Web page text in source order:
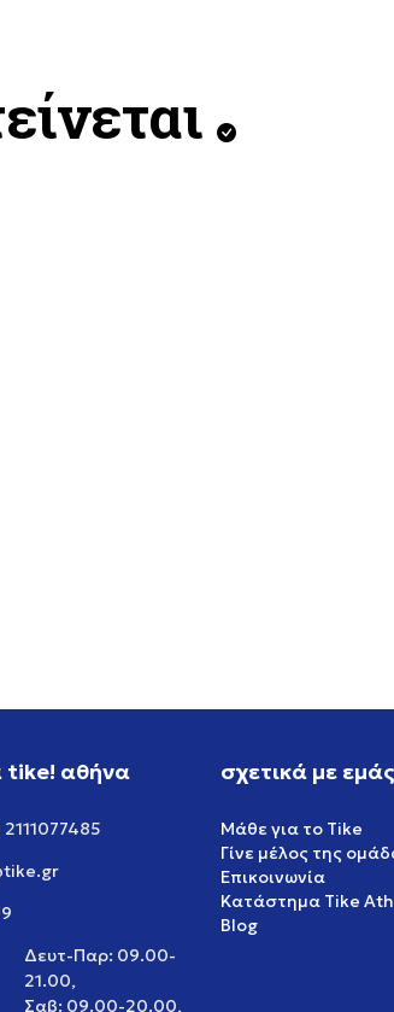
tike! αθήνα
Δευτ-Παρ: 09.00-
21.00,
Σαβ: 09.00-20.00,
σχετικά με εμάς
Μάθε για το Tike
Γίνε μέλος της
Επικοινωνία
Κατάστημα Tike
Blog